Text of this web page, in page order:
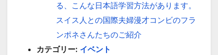
る、こんな日本語学習方法があります。
スイス人との国際夫婦漫才コンビのフラ
ンポネさんたちのご紹介
カテゴリー: イベント